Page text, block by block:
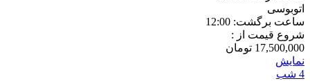
اتوبوسی
ساعت برگشت: 12:00
شروع قیمت از :
17,500,000 تومان
نمایش
4 شب